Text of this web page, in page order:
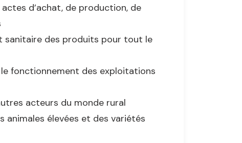
d’achat, de production, de
sanitaire des produits pour tout le
le fonctionnement des exploitations
acteurs du monde rural
animales élevées et des variétés